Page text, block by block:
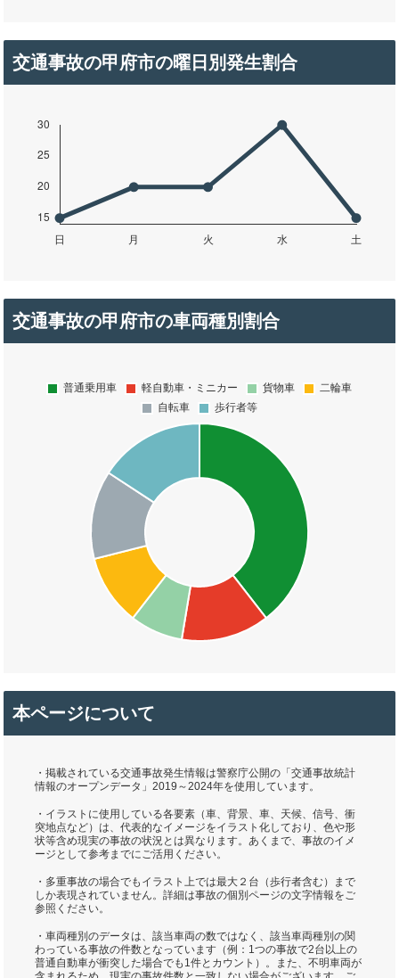
交通事故の甲府市の曜日別発生割合
交通事故の甲府市の車両種別割合
本ページについて
・掲載されている交通事故発生情報は警察庁公開の「交通事故統計
情報のオープンデータ」2019～2024年を使用しています。
・イラストに使用している各要素（車、背景、車、天候、信号、衝
突地点など）は、代表的なイメージをイラスト化しており、色や形
状等含め現実の事故の状況とは異なります。あくまで、事故のイメ
ージとして参考までにご活用ください。
・多重事故の場合でもイラスト上では最大２台（歩行者含む）まで
しか表現されていません。詳細は事故の個別ページの文字情報をご
参照ください。
・車両種別のデータは、該当車両の数ではなく、該当車両種別の関
わっている事故の件数となっています（例：1つの事故で2台以上の
普通自動車が衝突した場合でも1件とカウント）。また、不明車両が